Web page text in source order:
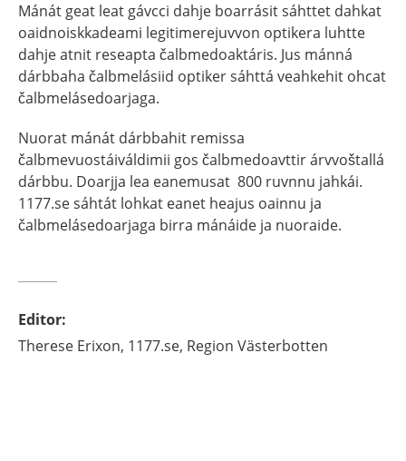
Mánát geat leat gávcci dahje boarrásit sáhttet dahkat
oaidnoiskkadeami legitimerejuvvon optikera luhtte
dahje atnit reseapta čalbmedoaktáris. Jus mánná
dárbbaha čalbmelásiid optiker sáhttá veahkehit ohcat
čalbmelásedoarjaga.
Nuorat mánát dárbbahit remissa
čalbmevuostáiváldimii gos čalbmedoavttir árvvoštallá
dárbbu. Doarjja lea eanemusat 800 ruvnnu jahkái.
1177.se sáhtát lohkat eanet heajus oainnu ja
čalbmelásedoarjaga birra mánáide ja nuoraide.
Editor:
Therese Erixon, 1177.se, Region Västerbotten